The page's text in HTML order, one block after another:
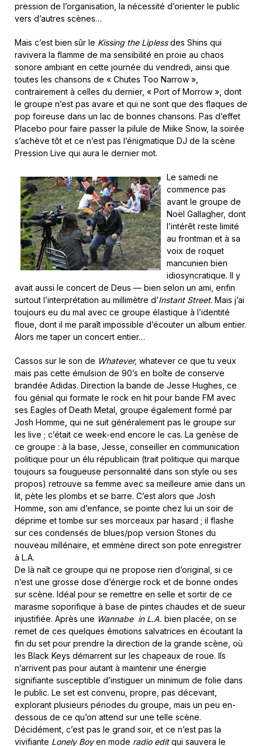
pression de l’organisation, la nécessité d’orienter le public
vers d’autres scènes…
Mais c’est bien sûr le Kissing the Liplessdes Shins qui
ravivera la flamme de ma sensibilité en proie au chaos
sonore ambiant en cette journée du vendredi, ainsi que
toutes les chansons de « Chutes Too Narrow »,
contrairement à celles du dernier, « Port of Morrow », dont
le groupe n’est pas avare et qui ne sont que des flaques de
pop foireuse dans un lac de bonnes chansons. Pas d’effet
Placebo pour faire passer la pilule de Miike Snow, la soirée
s’achève tôt et ce n’est pas l’énigmatique DJ de la scène
Pression Live qui aura le dernier mot.
Le samedi ne
commence pas
avant le groupe de
Noël Gallagher, dont
l’intérêt reste limité
au frontman et à sa
voix de roquet
mancunien bien
idiosyncratique. Il y
avait aussi le concert de Deus — bien selon un ami, enfin
surtout l’interprétation au millimètre d’Instant Street. Mais j’ai
toujours eu du mal avec ce groupe élastique à l’identité
floue, dont il me paraît impossible d’écouter un album entier.
Alors me taper un concert entier…
Cassos sur le son de Whatever, whatever ce que tu veux
mais pas cette émulsion de 90’s en boîte de conserve
brandée Adidas. Direction la bande de Jesse Hughes, ce
fou génial qui formate le rock en hit pour bande FM avec
ses Eagles of Death Metal, groupe également formé par
Josh Homme, qui ne suit généralement pas le groupe sur
les live ; c’était ce week-end encore le cas. La genèse de
ce groupe : à la base, Jesse, conseiller en communication
politique pour un élu républicain (trait politique qui marque
toujours sa fougueuse personnalité dans son style ou ses
propos) retrouve sa femme avec sa meilleure amie dans un
lit, pète les plombs et se barre. C’est alors que Josh
Homme, son ami d’enfance, se pointe chez lui un soir de
déprime et tombe sur ses morceaux par hasard ; il flashe
sur ces condensés de blues/pop version Stones du
nouveau millénaire, et emmène direct son pote enregistrer
à L.A.
De là naît ce groupe qui ne propose rien d’original, si ce
n’est une grosse dose d’énergie rock et de bonne ondes
sur scène. Idéal pour se remettre en selle et sortir de ce
marasme soporifique à base de pintes chaudes et de sueur
injustifiée. Après une Wannabe in L.A. bien placée, on se
remet de ces quelques émotions salvatrices en écoutant la
fin du set pour prendre la direction de la grande scène, où
les Black Keys démarrent sur les chapeaux de roue. Ils
n’arrivent pas pour autant à maintenir une énergie
signifiante susceptible d’instiguer un minimum de folie dans
le public. Le set est convenu, propre, pas décevant,
explorant plusieurs périodes du groupe, mais un peu en-
dessous de ce qu’on attend sur une telle scène.
Décidément, c’est pas le grand soir, et ce n’est pas la
vivifiante Lonely Boyen mode radio editqui sauvera le